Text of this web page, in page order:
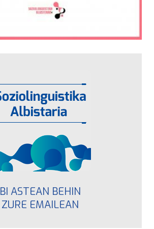
BI ASTEAN BEHIN
ZURE EMAILEAN